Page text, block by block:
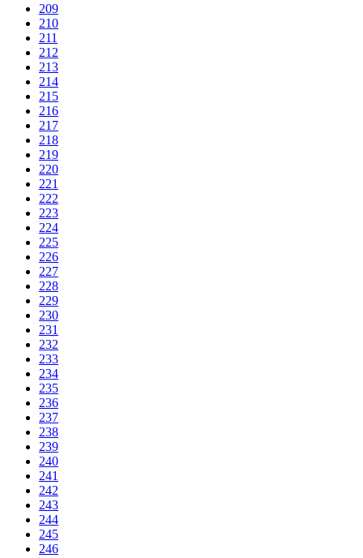
209
210
211
212
213
214
215
216
217
218
219
220
221
222
223
224
225
226
227
228
229
230
231
232
233
234
235
236
237
238
239
240
241
242
243
244
245
246